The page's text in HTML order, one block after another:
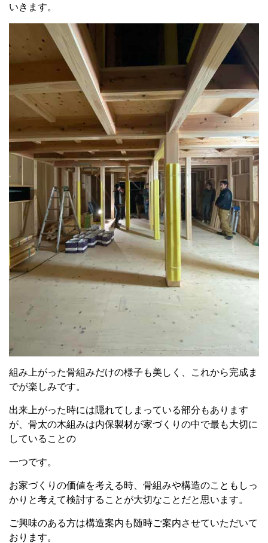
いきます。
組み上がった骨組みだけの様子も美しく、これから完成ま
でが楽しみです。
出来上がった時には隠れてしまっている部分もあります
が、骨太の木組みは内保製材が家づくりの中で最も大切に
していることの
一つです。
お家づくりの価値を考える時、骨組みや構造のこともしっ
かりと考えて検討することが大切なことだと思います。
ご興味のある方は構造案内も随時ご案内させていただいて
おります。